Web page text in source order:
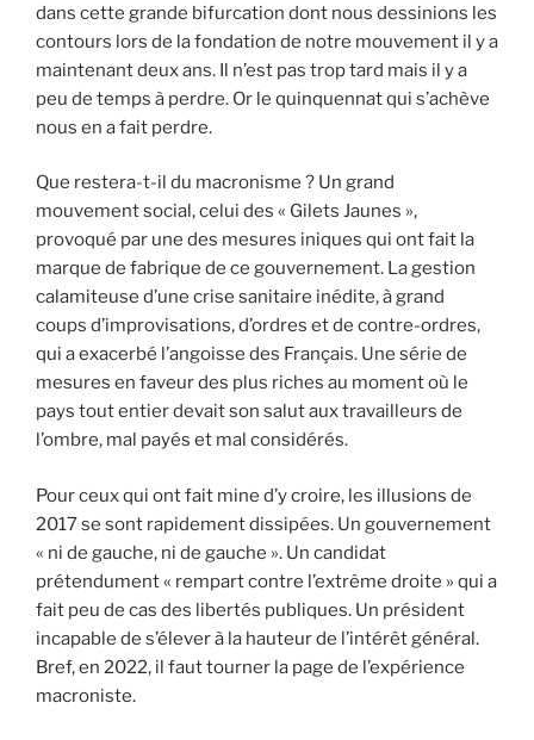
dans cette grande bifurcation dont nous dessinions les
contours lors de la fondation de notre mouvement il y a
maintenant deux ans. Il n’est pas trop tard mais il y a
peu de temps à perdre. Or le quinquennat qui s’achève
nous en a fait perdre.
Que restera-t-il du macronisme ? Un grand
mouvement social, celui des « Gilets Jaunes »,
provoqué par une des mesures iniques qui ont fait la
marque de fabrique de ce gouvernement. La gestion
calamiteuse d’une crise sanitaire inédite, à grand
coups d’improvisations, d’ordres et de contre-ordres,
qui a exacerbé l’angoisse des Français. Une série de
mesures en faveur des plus riches au moment où le
pays tout entier devait son salut aux travailleurs de
l’ombre, mal payés et mal considérés.
Pour ceux qui ont fait mine d’y croire, les illusions de
2017 se sont rapidement dissipées. Un gouvernement
« ni de gauche, ni de gauche ». Un candidat
prétendument « rempart contre l’extrême droite » qui a
fait peu de cas des libertés publiques. Un président
incapable de s’élever à la hauteur de l’intérêt général.
Bref, en 2022, il faut tourner la page de l’expérience
macroniste.